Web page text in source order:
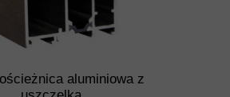
ościeżnica aluminiowa z